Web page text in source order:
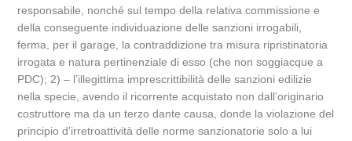
responsabile, nonché sul tempo della relativa commissione e
della conseguente individuazione delle sanzioni irrogabili,
ferma, per il garage, la contraddizione tra misura ripristinatoria
irrogata e natura pertinenziale di esso (che non soggiacque a
PDC); 2) – l’illegittima imprescrittibilità delle sanzioni edilizie
nella specie, avendo il ricorrente acquistato non dall’originario
costruttore ma da un terzo dante causa, donde la violazione del
principio d’irretroattività delle norme sanzionatorie solo a lui